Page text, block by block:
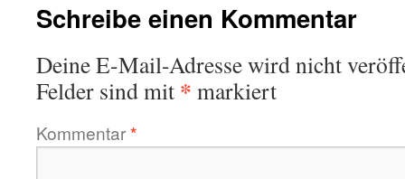
Schreibe einen Kommentar
Deine E-Mail-Adresse wird nicht
Felder sind mit * markiert
Kommentar*